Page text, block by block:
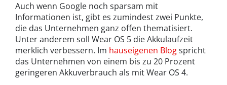
Auch wenn Google noch sparsam mit
Informationen ist, gibt es zumindest zwei Punkte,
die das Unternehmen ganz offen thematisiert.
Unter anderem soll Wear OS 5 die Akkulaufzeit
merklich verbessern. Im hauseigenen Blogspricht
das Unternehmen von einem bis zu 20 Prozent
geringeren Akkuverbrauch als mit Wear OS 4.